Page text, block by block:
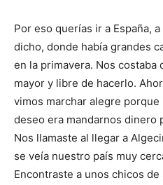
Por eso querías ir a España,
dicho, donde había grandes
en la primavera. Nos costaba
mayor y libre de hacerlo.
vimos marchar alegre porque
deseo era mandarnos dinero
Nos llamaste al llegar a
se veía nuestro país muy
Encontraste a unos chicos